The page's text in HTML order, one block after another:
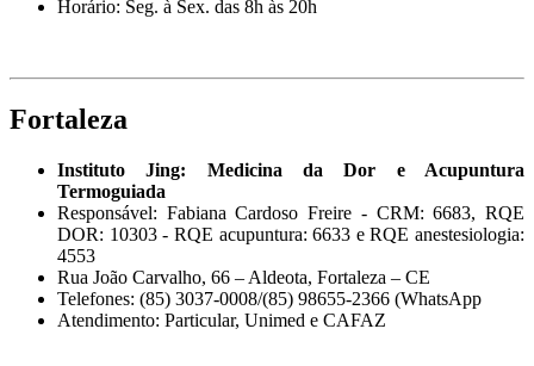
Horário: Seg. à Sex. das 8h às 20h
Fortaleza
Instituto Jing: Medicina da Dor e Acupuntura
Termoguiada
Responsável: Fabiana Cardoso Freire - CRM: 6683, RQE
DOR: 10303 - RQE acupuntura: 6633 e RQE anestesiologia:
4553
Rua João Carvalho, 66 – Aldeota, Fortaleza – CE
Telefones: (85) 3037-0008/(85) 98655-2366 (WhatsApp
Atendimento: Particular, Unimed e CAFAZ